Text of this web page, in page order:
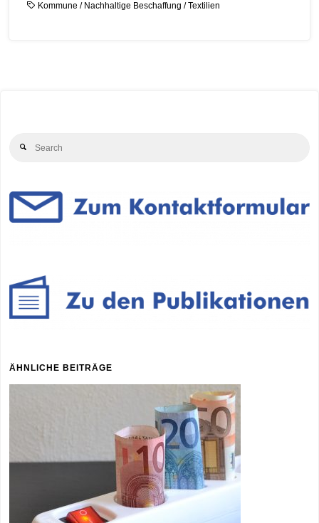
Kommune / Nachhaltige Beschaffung /Textilien
Search
ÄHNLICHE BEITRÄGE